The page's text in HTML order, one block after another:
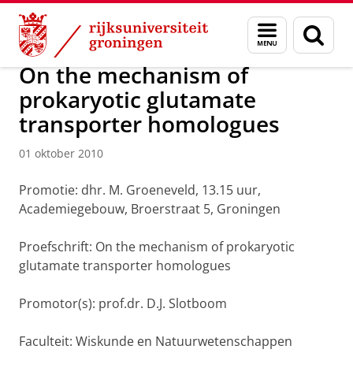
Skip
Content
Skip
Navigation
Menu
en
zoeken
Over ons Actueel Nieuws Nieuwsberichten
On the mechanism of
prokaryotic glutamate
transporter homologues
01 oktober 2010
Promotie: dhr. M. Groeneveld, 13.15 uur,
Academiegebouw, Broerstraat 5, Groningen
Proefschrift: On the mechanism of prokaryotic
glutamate transporter homologues
Promotor(s): prof.dr. D.J. Slotboom
Faculteit: Wiskunde en Natuurwetenschappen